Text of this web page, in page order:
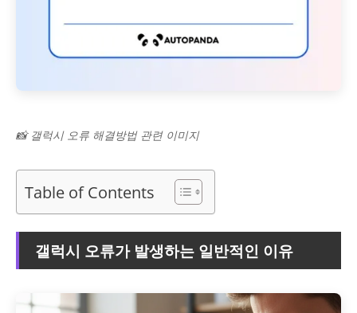
📸 갤럭시 오류 해결방법 관련 이미지
Table of Contents
갤럭시 오류가 발생하는 일반적인 이유